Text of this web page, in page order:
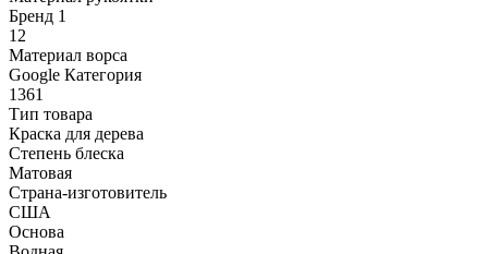
Бренд 1
12
Материал ворса
Google Категория
1361
Тип товара
Краска для дерева
Степень блеска
Матовая
Страна-изготовитель
США
Основа